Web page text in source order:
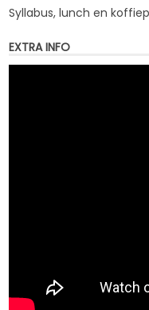
Syllabus, lunch en
EXTRA INFO